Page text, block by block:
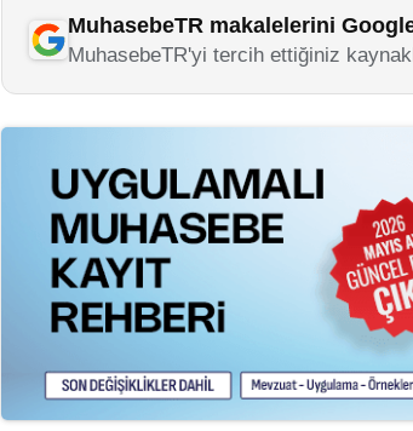
MuhasebeTR makalelerini
MuhasebeTR'yi tercih ettiğiniz